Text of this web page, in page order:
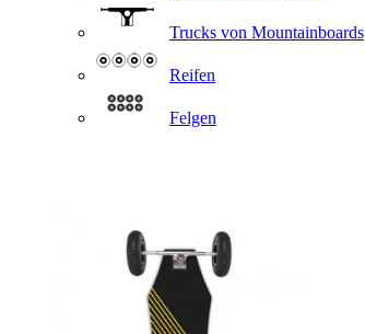
Trucks von Mountainboards
Reifen
Felgen